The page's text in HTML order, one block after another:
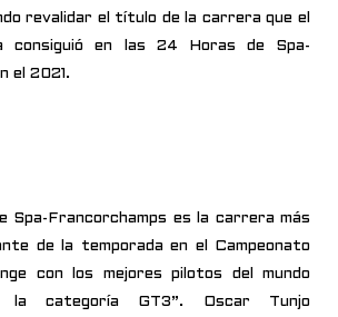
revalidar el título de la carrera que el
consiguió en las 24 Horas de Spa-
el 2021.
Spa-Francorchamps es la carrera más
de la temporada en el Campeonato
con los mejores pilotos del mundo
la categoría GT3”. Oscar Tunjo